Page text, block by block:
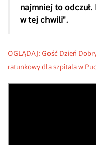
najmniej to
w tej chwili".
OGLĄDAJ: Gość Dzień
ratunkowy dla szpitala w